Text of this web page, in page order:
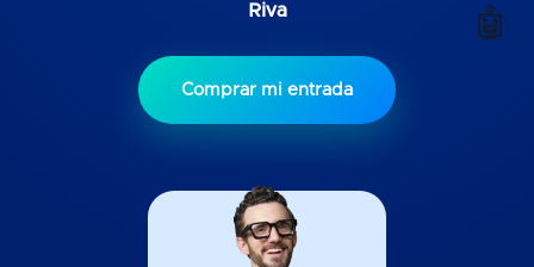
🤖
Riva
Comprar mi entrada